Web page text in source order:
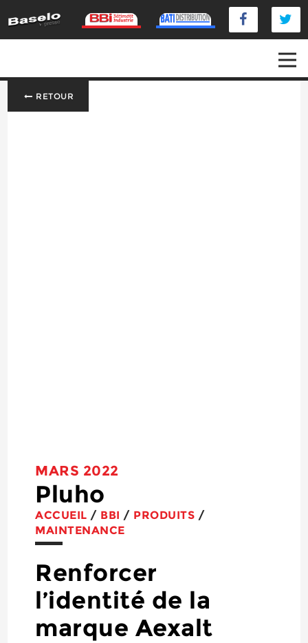
RETOUR
MARS 2022
Pluho
ACCUEIL / BBI / PRODUITS /
MAINTENANCE
Renforcer
l’identité de la
marque Aexalt